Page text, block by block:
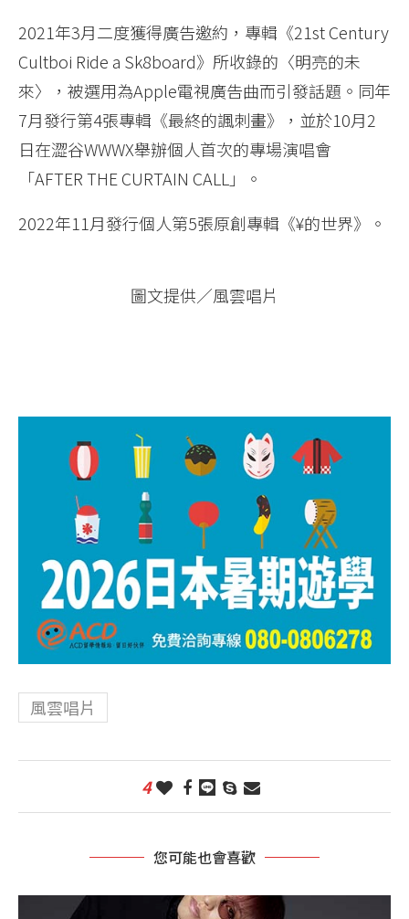
2021年3月二度獲得廣告邀約，專輯《21st Century
Cultboi Ride a Sk8board》所收錄的〈明亮的未
來〉，被選用為Apple電視廣告曲而引發話題。同年
7月發行第4張專輯《最終的諷刺畫》，並於10月2
日在澀谷WWWX舉辦個人首次的專場演唱會
「AFTER THE CURTAIN CALL」。
2022年11月發行個人第5張原創專輯《¥的世界》。
圖文提供／風雲唱片
風雲唱片
4
您可能也會喜歡